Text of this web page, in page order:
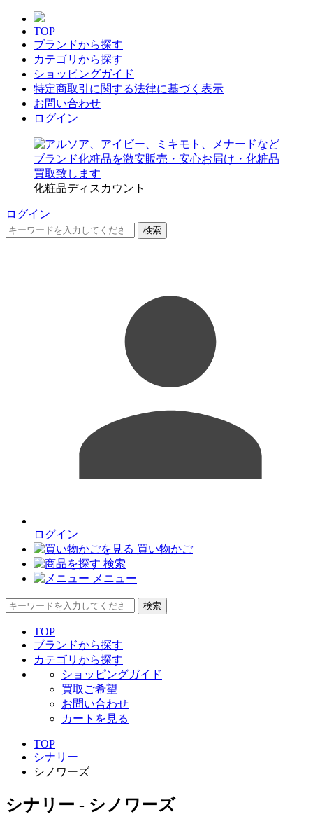
TOP
ブランドから探す
カテゴリから探す
ショッピングガイド
特定商取引に関する法律に基づく表示
お問い合わせ
ログイン
化粧品ディスカウント
ログイン
検索
ログイン
買い物かご
検索
メニュー
検索
TOP
ブランドから探す
カテゴリから探す
ショッピングガイド
買取ご希望
お問い合わせ
カートを見る
TOP
シナリー
シノワーズ
シナリー - シノワーズ